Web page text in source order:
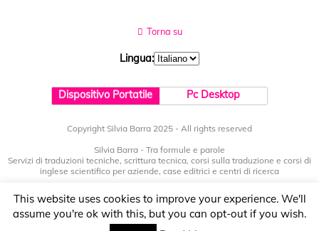
Torna su
Lingua:
Dispositivo Portatile Pc Desktop
Copyright Silvia Barra 2025 - All rights reserved
Silvia Barra - Tra formule e parole
Servizi di traduzioni tecniche, scrittura tecnica, corsi sulla traduzione e corsi di
inglese scientifico per aziende, case editrici e centri di ricerca
via Faletti 11 Nole (TO) Italy - P.IVA 12811910012
www.silviabarra.com
info@silviabarra.com
This website uses cookies to improve your experience. We'll
assume you're ok with this, but you can opt-out if you wish.